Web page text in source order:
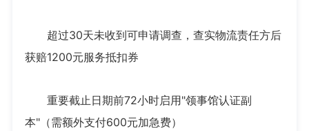
超过30天未收到可申请调查，查实物流责任方后
获赔1200元服务抵扣券
重要截止日期前72小时启用"领事馆认证副
本"（需额外支付600元加急费）